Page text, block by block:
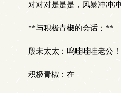
对对对是是是，风暴冲冲冲
**与积极青椒的会话：**
殷未太太：呜哇哇哇老公！
积极青椒：在